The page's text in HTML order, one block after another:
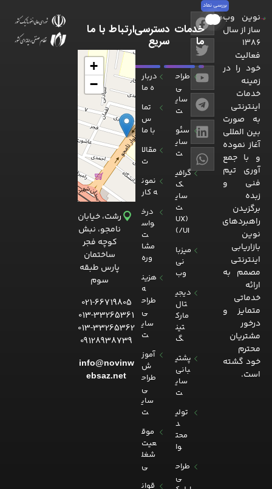
نوین وب ساز
نوین وب
ساز از سال
۱۳۸۶
فعالیت
خود را در
زمینه
خدمات
اینترنتی
به صورت
بین المللی
آغاز نموده
و با جمع
آوری تیم
فنی و
زبده
برگزیدن
راهبردهای
نوین
بازاریابی
اینترنتی
مصمم به
ارائه
خدماتی
متمایز و
درخور
مشتریان
محترم
خود گشته
است.
بررسی نماد
خدمات
ما
طراح
ی
سای
ت
سئو
سای
ت
گرافی
ک
سای
ت
(UX
/UI)
میزبا
نی
وب
دیجی
تال
مارک
تین
گ
پشتی
بانی
سای
ت
تولی
د
محت
وا
طراح
ی
دسترسی
سریع
دربار
ه ما
تما
س
با ما
مقالا
ت
نمون
ه کار
درخ
واس
ت
مشا
وره
هزین
ه
طراح
ی
سای
ت
آموز
ش
طراح
ی
سای
ت
موق
عیت
شغل
ی
قوان
ارتباط با ما
+
−
رشت، خیابان
نامجو، نبش
کوچه فجر
ساختمان
پارس طبقه
سوم
021-66719805
013-33265361
013-33265362
09128938739
info@novinw
ebsaz.net